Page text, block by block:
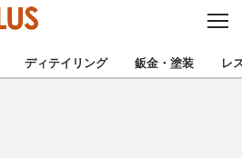
C
S
E
厳選プロショップを地域から探す
ディテイリング 鈑金・塗装 レ